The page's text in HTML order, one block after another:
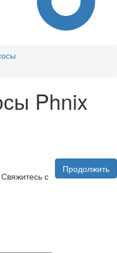
Phnix
Продолжить
с